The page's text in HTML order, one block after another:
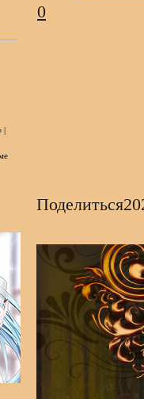
0
Поделиться